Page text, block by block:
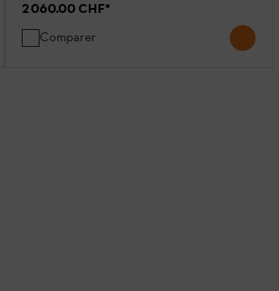
2 060.00 CHF*
Comparer